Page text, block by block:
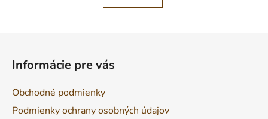
Informácie pre vás
Obchodné podmienky
Podmienky ochrany osobných údajov